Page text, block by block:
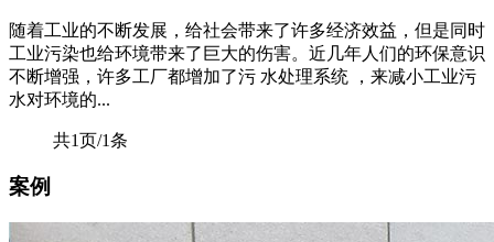
随着工业的不断发展，给社会带来了许多经济效益，但是同时
工业污染也给环境带来了巨大的伤害。近几年人们的环保意识
不断增强，许多工厂都增加了污 水处理系统 ，来减小工业污
水对环境的...
共1页/1条
案例